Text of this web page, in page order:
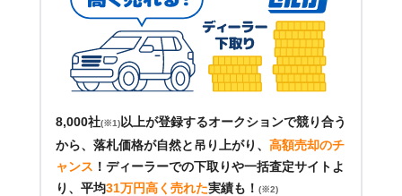
8,000社(※1) 以上が登録するオークションで競り合う
から、落札価格が自然と吊り上がり、 高額売却のチ
ャンス ！ ディーラーでの下取りや一括査定サイトよ
り、平均31万円高く売れた実績も！ (※2)